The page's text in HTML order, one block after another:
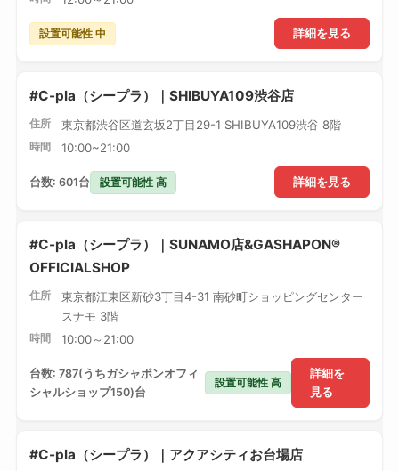
詳細を見る
設置可能性 中
#C-pla（シープラ）｜SHIBUYA109渋谷店
住所 東京都渋谷区道玄坂2丁目29-1 SHIBUYA109渋谷 8階
時間 10:00~21:00
詳細を見る
台数: 601台 設置可能性 高
#C-pla（シープラ）｜SUNAMO店&GASHAPON®
OFFICIALSHOP
住所
東京都江東区新砂3丁目4-31 南砂町ショッピングセンター
スナモ 3階
時間 10:00～21:00
詳細を
見る
台数: 787(うちガシャポンオフィ
シャルショップ150)台
設置可能性 高
#C-pla（シープラ）｜アクアシティお台場店